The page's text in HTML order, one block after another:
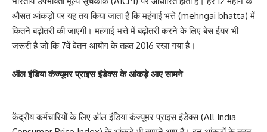
औसत आंकड़ों पर यह तय किया जाता है कि महंगाई भत्ते (mehngai bhatta) में
कितने बढ़ोतरी की जाएगी। महंगाई भत्ते में बढ़ोतरी करने के लिए बेस ईयर भी
जरूरी है जो कि 7वें वेतन आयोग के तहत 2016 रखा गया है।
ऑल इंडिया कंज्यूमर प्राइस इंडेक्स के आंकड़े आए सामने
केंद्रीय कर्मचारियों के लिए ऑल इंडिया कंज्यूमर प्राइस इंडेक्स (All India